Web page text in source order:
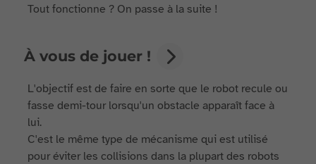
Tout fonctionne ? On passe à la suite !
À vous de jouer !
L'objectif est de faire en sorte que le robot recule ou
fasse demi-tour lorsqu'un obstacle apparaît face à
lui.
C'est le même type de mécanisme qui est utilisé
pour éviter les collisions dans la plupart des robots